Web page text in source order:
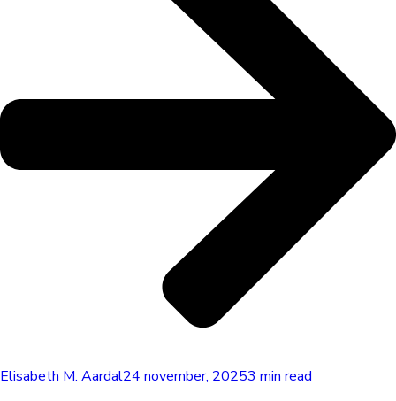
Elisabeth M. Aardal24 november, 20253 min read